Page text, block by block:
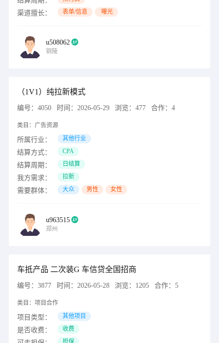
渠道擅长： 表单/信息 曝光
u508062
铜陵
（1V1）纯拉新模式
编号： 4050 时间： 2026-05-29 浏览： 477 合作： 4
类目： 广告资源
所属行业： 其他行业
结算方式： CPA
结算周期： 日结算
我方需求： 拉新
需要群体： 大众 男性 女性
u963515
郑州
车抵产品 二次装G 车信贷全国招商
编号： 3877 时间： 2026-05-28 浏览： 1205 合作： 5
类目： 项目合作
项目类型： 其他项目
是否收费： 收费
担保